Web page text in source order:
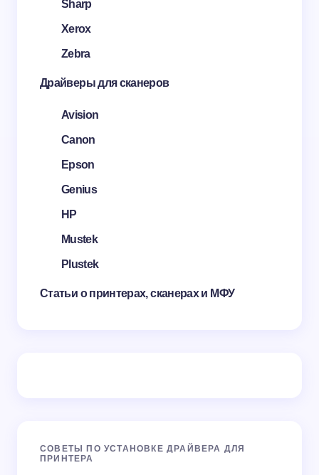
Sharp
Xerox
Zebra
Драйверы для сканеров
Avision
Canon
Epson
Genius
HP
Mustek
Plustek
Статьи о принтерах, сканерах и МФУ
СОВЕТЫ ПО УСТАНОВКЕ ДРАЙВЕРА ДЛЯ
ПРИНТЕРА